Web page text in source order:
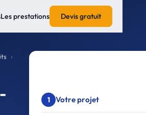
Les prestations Devis gratuit
1 Votre projet